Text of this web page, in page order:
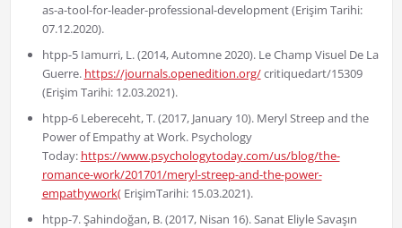
as-a-tool-for-leader-professional-development (Erişim Tarihi:
07.12.2020).
htpp-5 Iamurri, L. (2014, Automne 2020). Le Champ Visuel De La
Guerre. https://journals.openedition.org/critiquedart/15309
(Erişim Tarihi: 12.03.2021).
htpp-6 Lebereceht, T. (2017, January 10). Meryl Streep and the
Power of Empathy at Work. Psychology
Today: https://www.psychologytoday.com/us/blog/the-
romance-work/201701/meryl-streep-and-the-power-
empathywork(ErişimTarihi: 15.03.2021).
htpp-7. Şahindoğan, B. (2017, Nisan 16). Sanat Eliyle Savaşın